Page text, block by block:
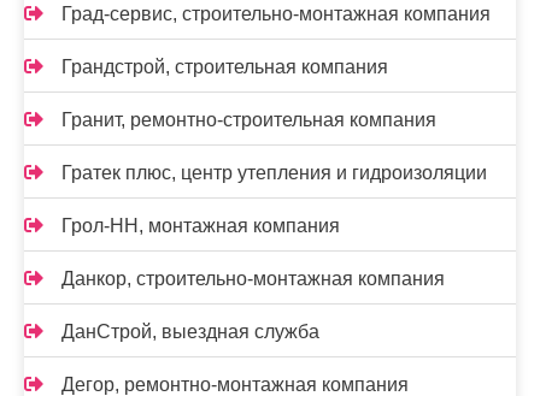
Град-сервис, строительно-монтажная компания
Грандстрой, строительная компания
Гранит, ремонтно-строительная компания
Гратек плюс, центр утепления и гидроизоляции
Грол-НН, монтажная компания
Данкор, строительно-монтажная компания
ДанСтрой, выездная служба
Дегор, ремонтно-монтажная компания